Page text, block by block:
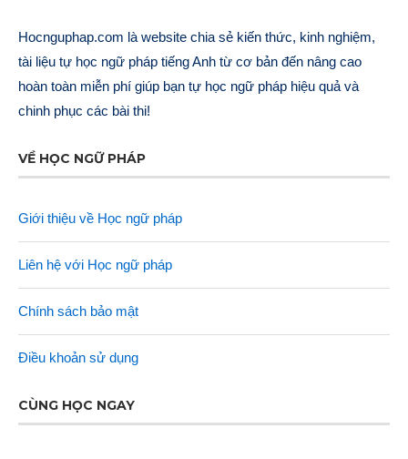
Hocnguphap.com là website chia sẻ kiến thức, kinh nghiệm,
tài liệu tự học ngữ pháp tiếng Anh từ cơ bản đến nâng cao
hoàn toàn miễn phí giúp bạn tự học ngữ pháp hiệu quả và
chinh phục các bài thi!
VỀ HỌC NGỮ PHÁP
Giới thiệu về Học ngữ pháp
Liên hệ với Học ngữ pháp
Chính sách bảo mật
Điều khoản sử dụng
CÙNG HỌC NGAY